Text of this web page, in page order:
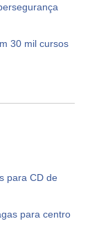
30 mil cursos
para CD de
para centro